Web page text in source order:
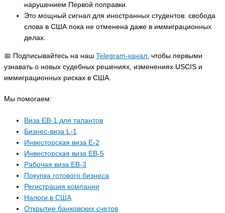
нарушением Первой поправки.
Это мощный сигнал для иностранных студентов: свобода
слова в США пока не отменена даже в иммиграционных
делах.
📅 Подписывайтесь на наш Telegram-канал , чтобы первыми
узнавать о новых судебных решениях, изменениях USCIS и
иммиграционных рисках в США.
Мы помогаем:
Виза EB-1 для талантов
Бизнес-виза L-1
Инвесторская виза E-2
Инвесторская виза EB-5
Рабочая виза EB-3
Покупка готового бизнеса
Регистрация компании
Налоги в США
Открытие банковских счетов